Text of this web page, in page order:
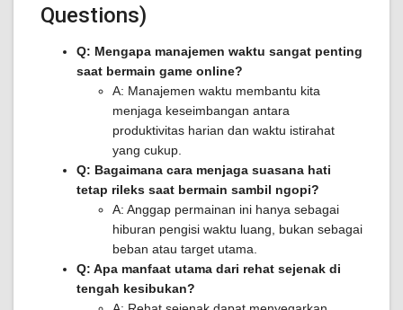
Questions)
Q: Mengapa manajemen waktu sangat penting
saat bermain game online?
A: Manajemen waktu membantu kita
menjaga keseimbangan antara
produktivitas harian dan waktu istirahat
yang cukup.
Q: Bagaimana cara menjaga suasana hati
tetap rileks saat bermain sambil ngopi?
A: Anggap permainan ini hanya sebagai
hiburan pengisi waktu luang, bukan sebagai
beban atau target utama.
Q: Apa manfaat utama dari rehat sejenak di
tengah kesibukan?